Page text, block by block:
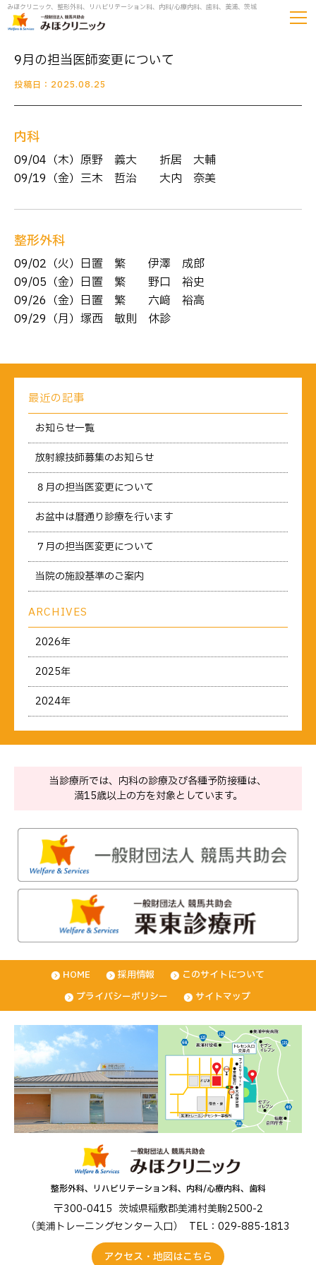
みほクリニック、整形外科、リハビリテーション科、内科/心療内科、歯科、美浦、茨城
9月の担当医師変更について
投稿日：2025.08.25
内科
09/04（木）原野 義大 → 折居 大輔
09/19（金）三木 哲治 → 大内 奈美
整形外科
09/02（火）日置 繁 → 伊澤 成郎
09/05（金）日置 繁 → 野口 裕史
09/26（金）日置 繁 → 六﨑 裕高
09/29（月）塚西 敏則 休診
最近の記事
お知らせ一覧
放射線技師募集のお知らせ
８月の担当医変更について
お盆中は暦通り診療を行います
７月の担当医変更について
当院の施設基準のご案内
ARCHIVES
2026年
2025年
2024年
当診療所では、内科の診療及び各種予防接種は、
満15歳以上の方を対象としています。
HOME 採用情報
このサイトについて
プライバシーポリシー
サイトマップ
整形外科、リハビリテーション科、内科/心療内科、歯科
〒300-0415 茨城県稲敷郡美浦村美駒2500-2
（美浦トレーニングセンター入口）
TEL：029-885-1813
アクセス・地図はこちら